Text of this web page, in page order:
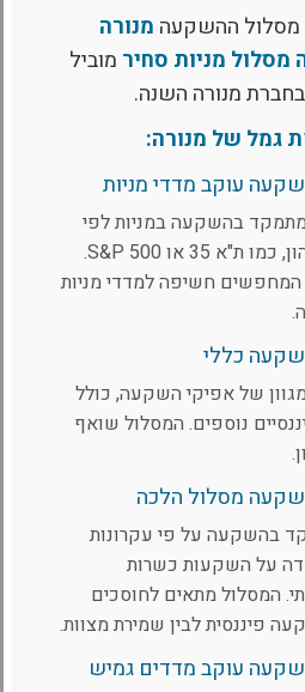
מסלול ההשקעה מנורה
מניות סחיר מוביל
מנורה השנה.
גמל של מנורה:
עוקב מדדי מניות
בהשקעה במניות לפי
מדדים מובילים בשוקי ההון, כמו ת"א 35 או S&P 500.
חשיפה למדדי מניות
כללי
של אפיקי השקעה, כולל
נוספים. המסלול שואף
מסלול הלכה
בהשקעה על פי עקרונות
על השקעות כשרות
המסלול מתאים לחוסכים
פיננסית לבין שמירת מצוות.
עוקב מדדים גמיש